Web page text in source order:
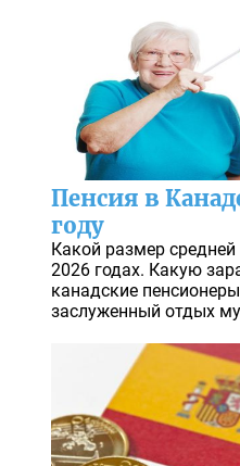
Пенсия в
году
Какой размер
2026 годах. Какую
канадские
заслуженный отдых